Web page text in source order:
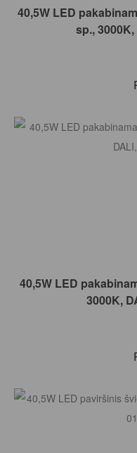
40,5W LED
sp.,
40,5W LED
3000K,